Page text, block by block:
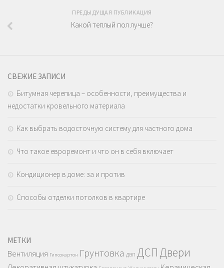
ПРЕДЫДУЩАЯ ПУБЛИКАЦИЯ
Какой теплый пол лучше?
СВЕЖИЕ ЗАПИСИ
Битумная черепица – особенности, преимущества и
недостатки кровельного материала
Как выбрать водосточную систему для частного дома
Что такое евроремонт и что он в себя включает
Кондиционер в доме: за и против
Способы отделки потолков в квартире
МЕТКИ
Вентиляция Гипсокартон Грунтовка ДВП ДСП Двери